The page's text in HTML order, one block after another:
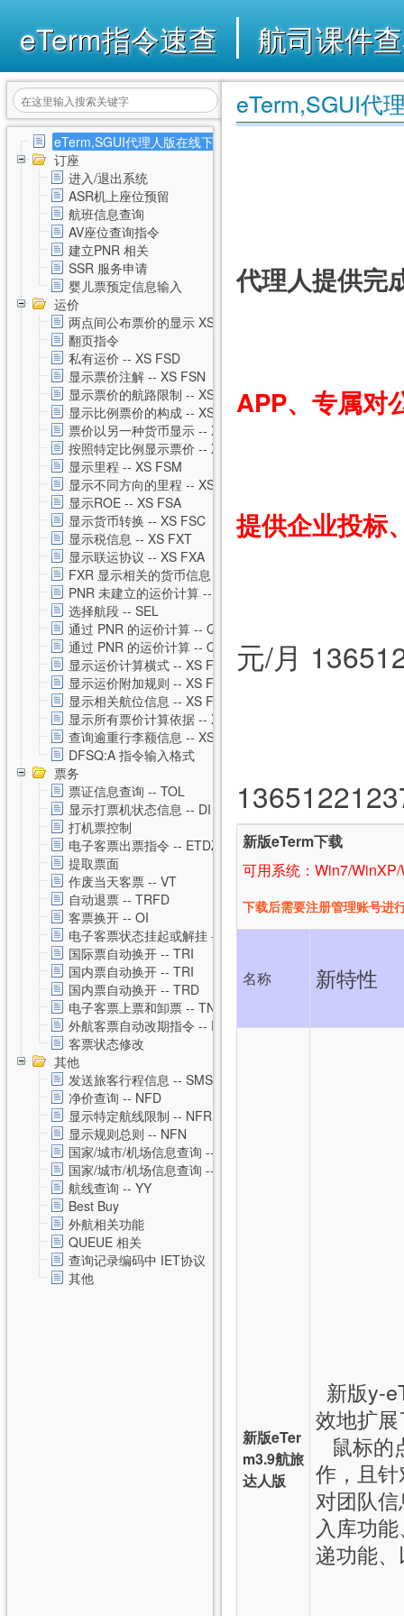
eTerm指令速查 航司课件
eTerm,SGUI代理人版在线下载
订座
进入/退出系统
ASR机上座位预留
航班信息查询
AV座位查询指令
建立PNR 相关
SSR 服务申请
婴儿票预定信息输入
运价
两点间公布票价的显示 XS FSD
翻页指令
私有运价 -- XS FSD
显示票价注解 -- XS FSN
显示票价的航路限制 -- XS FSL
显示比例票价的构成 -- XS FXH
票价以另一种货币显示 -- XS FXC
按照特定比例显示票价 -- XS FXM
显示里程 -- XS FSM
显示不同方向的里程 -- XS FSO
显示ROE -- XS FSA
显示货币转换 -- XS FSC
显示税信息 -- XS FXT
显示联运协议 -- XS FXA
FXR 显示相关的货币信息 -- XS FXR
PNR 未建立的运价计算 -- XS FSP
选择航段 -- SEL
通过 PNR 的运价计算 -- QTE
通过 PNR 的运价计算 -- QTE 私有运价
显示运价计算横式 -- XS FSQ
显示运价附加规则 -- XS FSG
显示相关航位信息 -- XS FSS
显示所有票价计算依据 -- XS FSU
查询逾重行李额信息 -- XS FSB
DFSQ:A 指令输入格式
票务
票证信息查询 -- TOL
显示打票机状态信息 -- DI
打机票控制
电子客票出票指令 -- ETDZ
提取票面
作废当天客票 -- VT
自动退票 -- TRFD
客票换开 -- OI
电子客票状态挂起或解挂 -- TSS
国际票自动换开 -- TRI
国内票自动换开 -- TRI
国内票自动换开 -- TRD
电子客票上票和卸票 -- TN
外航客票自动改期指令 -- RVAL
客票状态修改
其他
发送旅客行程信息 -- SMS
净价查询 -- NFD
显示特定航线限制 -- NFR
显示规则总则 -- NFN
国家/城市/机场信息查询 -- CNTZ
国家/城市/机场信息查询 -- CNTD
航线查询 -- YY
Best Buy
外航相关功能
QUEUE 相关
查询记录编码中 IET协议
其他
eTerm,SGUI代
代理人提供完
APP、专属对
提供企业投标
元/月
新版eTerm下载
可用系统：Win7/
下载后需要注册管理账号进
名称 新特性
新版eTer
m3.9航旅
达人版
新版y-
效地扩
鼠标的
作，且
对团队
入库功
递功能